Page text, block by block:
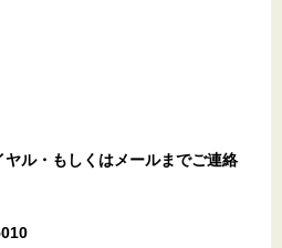
ル・もしくはメールまでご連絡